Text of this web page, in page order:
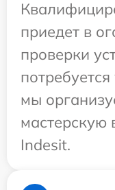
приедет в
проверки
мы
мастерскую
Indesit.